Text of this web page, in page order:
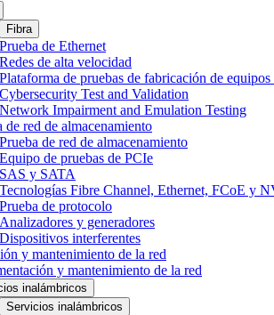
Fibra
Prueba de Ethernet
Redes de alta velocidad
Plataforma de pruebas de fabricación de
Cybersecurity Test and Validation
Network Impairment and Emulation Testing
de red de almacenamiento
Prueba de red de almacenamiento
Equipo de pruebas de PCIe
SAS y SATA
Tecnologías Fibre Channel, Ethernet, FCoE y
Prueba de protocolo
Analizadores y generadores
Dispositivos interferentes
y mantenimiento de la red
y mantenimiento de la red
inalámbricos
Servicios inalámbricos